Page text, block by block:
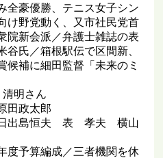
全豪優勝、テニス女子シン
け野党動く、又市社民党首
院新会派／弁護士雑誌の表
谷氏／箱根駅伝で区間新、
候補に細田監督「未来のミ
明さん
政太郎
出島恒夫 表 孝夫 横山
度予算編成／三者機関を休